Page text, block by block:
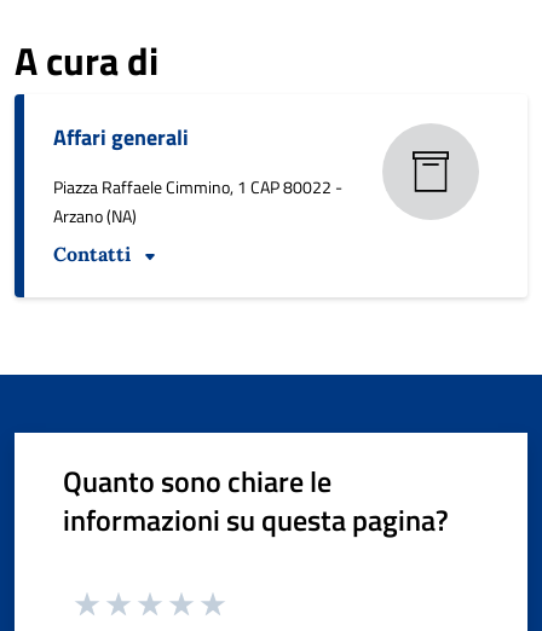
A cura di
Affari generali
Piazza Raffaele Cimmino, 1 CAP 80022 -
Arzano (NA)
Contatti
Quanto sono chiare le
informazioni su questa pagina?